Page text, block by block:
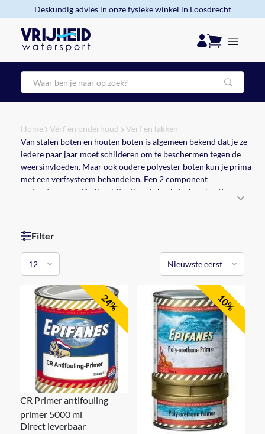
Deskundig advies in onze fysieke winkel in Loosdrecht
Zoeken
Home Verf en onderhoud
Verf en lakken
Van stalen boten en houten boten is algemeen bekend dat je ze
iedere paar jaar moet schilderen om te beschermen tegen de
weersinvloeden. Maar ook oudere polyester boten kun je prima
met een verfsysteem behandelen. Een 2 component
verfsysteem van De IJssel Coatings is heel sterk en heeft een
uitstekend glansbehoud. Hiermee geef je de boot weer glans en
Ook een 1 component verfsysteem van Epifanes is geschikt
voor polyester boten, eventueel gecombineerd met Multi
Marine primer. Voor hout en staal leveren wij uiteraard ook
alle aflakken en primers zoals Epifanes bootlak en Epifanes
Mono-Urethane. Voor de grachtenboten leveren wij veel
Epifanes Multiforte. Dit is een sneldrogende verf waarmee je
relatief eenvoudig EN betaalbaar je boot matzwart of
industrieel grijs kunt schilderen.
Blanke lakken:
Filter
24%
CR Primer antifouling
primer 5000 ml
Direct leverbaar
10%